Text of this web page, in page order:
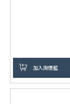
加入詢價籃